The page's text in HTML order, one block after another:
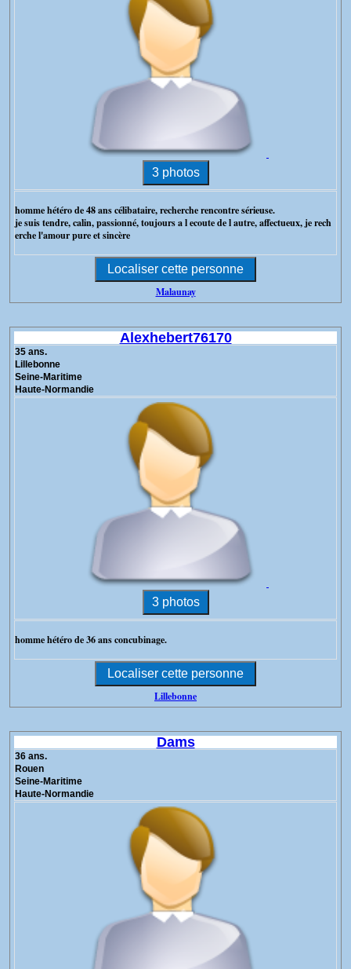
homme hétéro de 48 ans célibataire, recherche rencontre sérieuse.
je suis tendre, calin, passionné, toujours a l ecoute de l autre, affectueux, je rech
erche l'amour pure et sincère
Malaunay
Alexhebert76170
35 ans.
Lillebonne
Seine-Maritime
Haute-Normandie
homme hétéro de 36 ans concubinage.
Lillebonne
Dams
36 ans.
Rouen
Seine-Maritime
Haute-Normandie